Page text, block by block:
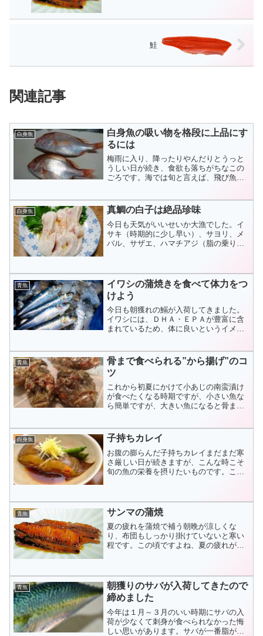
鮭
関連記事
白身魚
白身魚の吸い物を格段に上品にす
るには
梅雨に入り、降ったりやんだりとうっと
うしい日が続き、食欲も落ちがちなこの
ごろです。海では旬と言えば、飛び魚、
魚の吸い物でサッパリ...
白身魚 真鯛の白子は絶品珍味
今日も天気がいいせいか大漁でした。イ
サキ（時期的に少し早い）、サヨリ、メ
バル、サザエ、ハマチアジ（脂の乗りが
終わり）アサリ（旬）...
青魚
イワシの蒲焼きを食べて体力をつ
けよう
今日も朝獲れの鰯が入荷してきました。
イワシには、ＤＨＡ・ＥＰＡが豊富に含
まれているため、体に良いというイメー
神経の細胞の活性を...
青魚
骨まで食べられる”から揚げ”のコ
ツ
これから初夏にかけて小あじの南蛮漬け
が食べたくなる時期ですが、小さい魚な
ら簡単ですが、大きい魚になると骨まで
無理かなとあきらめる...
白身魚 子持ちカレイ
お腹の膨らんだ子持ちカレイまだまだ寒
さ厳しい日が続きますが、こんな時こそ
旬の魚の栄養を摂りたいものです。この
持ちカレイ”がお勧...
青魚 サンマの蒲焼
夏の疲れを蒲焼で補う朝晩が涼しくな
り、布団もしっかり掛けていないと寒い
程です。この頃ですよね、夏の疲れが出
青魚
朝獲りのサバが入荷してきたので
締めました
今年は１月～３月のいい時期にサバの入
荷が少なくて刺身が食べられなかった悔
しい思いがあります。サバが一番脂が乗